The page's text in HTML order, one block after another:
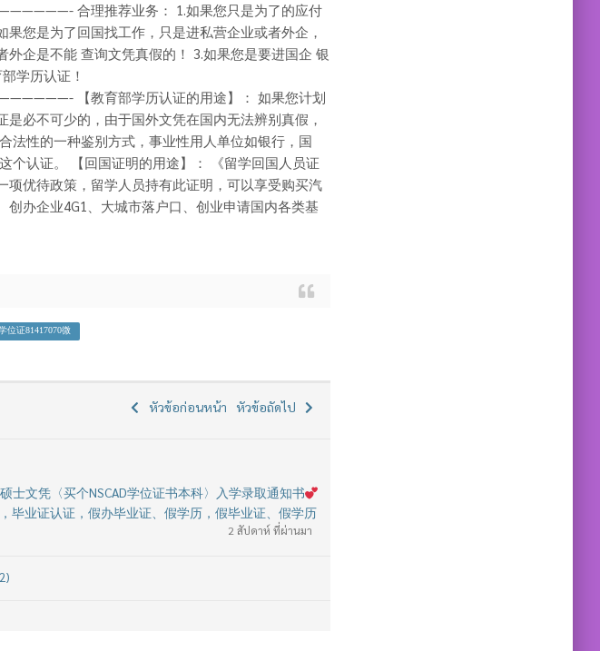
合理推荐业务： 1.如果您只是为了的应付
您是为了回国找工作，只是进私营企业或者外企，
企是不能 查询文凭真假的！ 3.如果您是要进国企 银
学历认证！
【教育部学历认证的用途】： 如果您计划
必不可少的，由于国外文凭在国内无法辨别真假，
法性的一种鉴别方式，事业性用人单位如银行，国
个认证。 【回国证明的用途】： 《留学回国人员证
项优待政策，留学人员持有此证明，可以享受购买汽
办企业4G1、大城市落户口、创业申请国内各类基
位证81417070微
หัวข้อก่อนหน้า หัวข้อถัดไป
文凭〈买个NSCAD学位证书本科〉入学录取通知书
毕业证认证，假办毕业证、假学历，假毕业证、假学历
2 สัปดาห์ ที่ผ่านมา